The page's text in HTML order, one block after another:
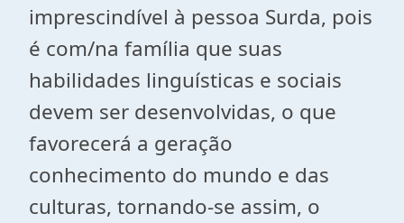
imprescindível à pessoa Surda, pois
é com/na família que suas
habilidades linguísticas e sociais
devem ser desenvolvidas, o que
favorecerá a geração
conhecimento do mundo e das
culturas, tornando-se assim, o